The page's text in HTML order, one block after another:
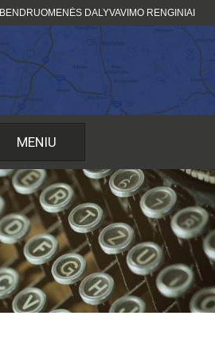
BENDRUOMENĖS DALYVAVIMO RENGINIAI
MENIU